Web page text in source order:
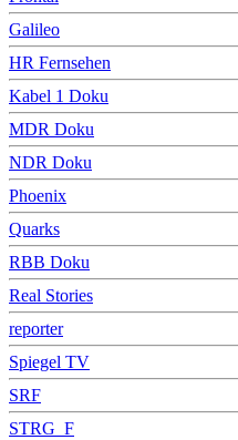
Galileo
HR Fernsehen
Kabel 1 Doku
MDR Doku
NDR Doku
Phoenix
Quarks
RBB Doku
Real Stories
reporter
Spiegel TV
SRF
STRG_F